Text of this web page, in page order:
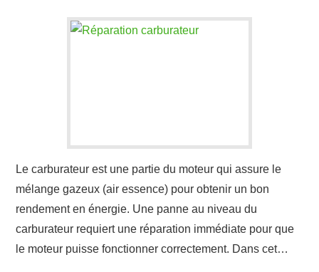
Le carburateur est une partie du moteur qui assure le
mélange gazeux (air essence) pour obtenir un bon
rendement en énergie. Une panne au niveau du
carburateur requiert une réparation immédiate pour que
le moteur puisse fonctionner correctement. Dans cet…